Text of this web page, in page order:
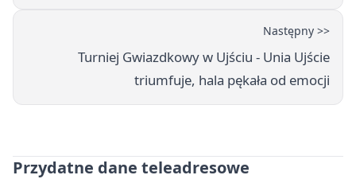
Następny >>
Turniej Gwiazdkowy w Ujściu - Unia Ujście
triumfuje, hala pękała od emocji
Przydatne dane teleadresowe